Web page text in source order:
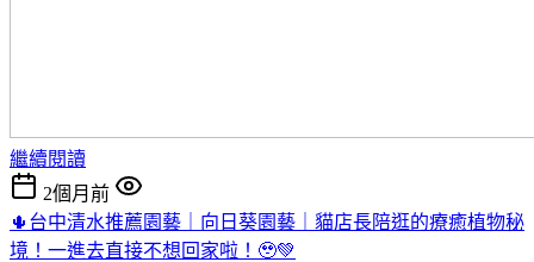
繼續閱讀
2個月前
🌵台中清水推薦園藝｜向日葵園藝｜貓店長陪逛的療癒植物秘
境！一進去直接不想回家啦！🥹💚